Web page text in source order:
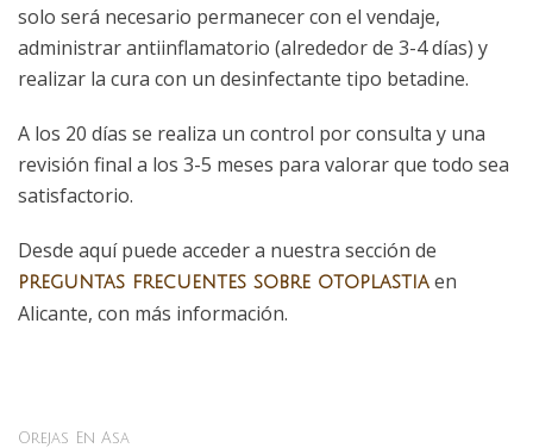
solo será necesario permanecer con el vendaje,
administrar antiinflamatorio (alrededor de 3-4 días) y
realizar la cura con un desinfectante tipo betadine.
A los 20 días se realiza un control por consulta y una
revisión final a los 3-5 meses para valorar que todo sea
satisfactorio.
Desde aquí puede acceder a nuestra sección de
preguntas frecuentes sobre otoplastia en
Alicante, con más información.
Orejas En Asa